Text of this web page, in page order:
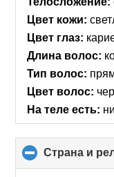
Цвет кожи:
Цвет глаз:
Длина волос:
Тип волос:
Цвет волос:
На теле есть:
Страна и